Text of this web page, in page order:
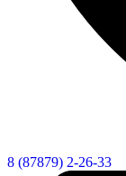
8 (87879) 2-26-33